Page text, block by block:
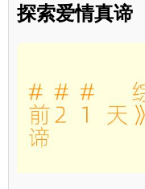
探索爱情真谛